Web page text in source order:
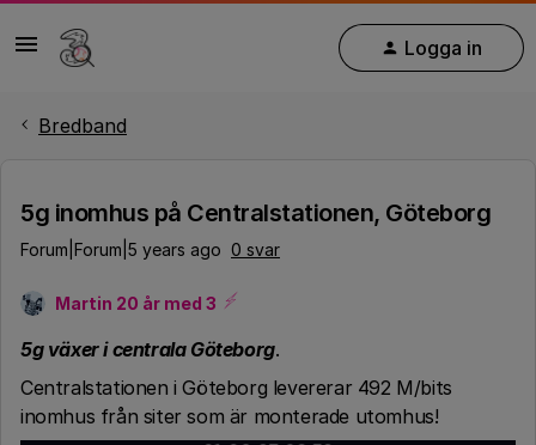
Logga in
Bredband
5g inomhus på Centralstationen, Göteborg
Forum|Forum|5 years ago 0 svar
Martin 20 år med 3
5g växer i centrala Göteborg.
Centralstationen i Göteborg levererar 492 M/bits
inomhus från siter som är monterade utomhus!